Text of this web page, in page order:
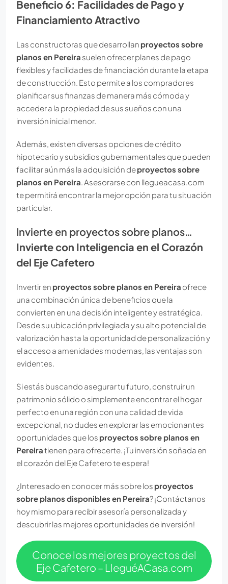
Beneficio 6: Facilidades de Pago y
Financiamiento Atractivo
Las constructoras que desarrollan proyectos sobre
planos en Pereira suelen ofrecer planes de pago
flexibles y facilidades de financiación durante la etapa
de construcción. Esto permite a los compradores
planificar sus finanzas de manera más cómoda y
acceder a la propiedad de sus sueños con una
inversión inicial menor.
Además, existen diversas opciones de crédito
hipotecario y subsidios gubernamentales que pueden
facilitar aún más la adquisición deproyectos sobre
planos en Pereira . Asesorarse con llegueacasa.com
te permitirá encontrar la mejor opción para tu situación
particular.
Invierte en proyectos sobre planos…
Invierte con Inteligencia en el Corazón
del Eje Cafetero
Invertir en proyectos sobre planos en Pereira ofrece
una combinación única de beneficios que la
convierten en una decisión inteligente y estratégica.
Desde su ubicación privilegiada y su alto potencial de
valorización hasta la oportunidad de personalización y
el acceso a amenidades modernas, las ventajas son
evidentes.
Si estás buscando asegurar tu futuro, construir un
patrimonio sólido o simplemente encontrar el hogar
perfecto en una región con una calidad de vida
excepcional, no dudes en explorar las emocionantes
oportunidades que los proyectos sobre planos en
Pereiratienen para ofrecerte. ¡Tu inversión soñada en
el corazón del Eje Cafetero te espera!
¿Interesado en conocer más sobre los proyectos
sobre planos disponibles en Pereira? ¡Contáctanos
hoy mismo para recibir asesoría personalizada y
descubrir las mejores oportunidades de inversión!
Conoce los mejores proyectos del
Eje Cafetero – LleguéACasa.com